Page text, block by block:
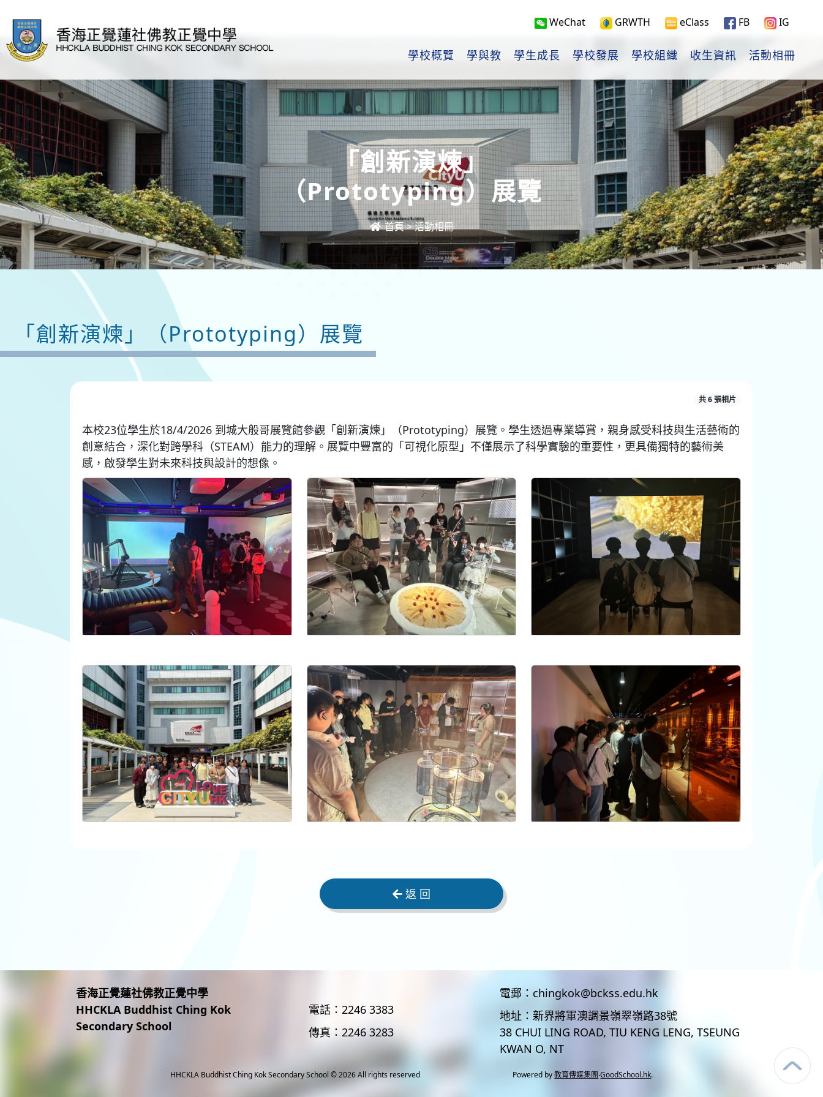
WeChat GRWTH eClass FB IG
學校概覽 學與教 學生成長 學校發展 學校組織 收生資訊 活動相冊
「創新演煉」
（Prototyping）展覽
首頁>活動相冊
「創新演煉」（Prototyping）展覽
共 6 張相片
本校23位學生於18/4/2026 到城大般哥展覽館參觀「創新演煉」（Prototyping）展覽。學生透過專業導賞，親身感受科技與生活藝術的
創意結合，深化對跨學科（STEAM）能力的理解。展覽中豐富的「可視化原型」不僅展示了科學實驗的重要性，更具備獨特的藝術美
感，啟發學生對未來科技與設計的想像。
返 回
香海正覺蓮社佛教正覺中學
HHCKLA Buddhist Ching Kok
Secondary School
電話： 2246 3383
傳真： 2246 3283
電郵： chingkok@bckss.edu.hk
地址：新界將軍澳調景嶺翠嶺路38號
38 CHUI LING ROAD, TIU KENG LENG, TSEUNG
KWAN O, NT
HHCKLA Buddhist Ching Kok Secondary School © 2026 All rights reserved Powered by教育傳媒集團‧GoodSchool.hk.